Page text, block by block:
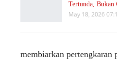
Tertunda, Bukan
May 18, 2026
membiarkan